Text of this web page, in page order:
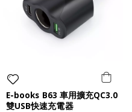
E-books B63 車用擴充QC3.0
雙USB快速充電器